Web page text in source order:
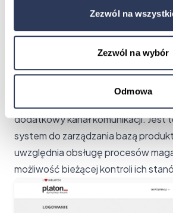
Zezwól na
Zezwól na wybór
Odmowa
Dalsza administracja odbywa się już
Certusoft.
Współpraca z wydawnictwami
Firma Platon jako jeden z
książek na rynku polskim
dodatkowy kanał komunikacji. Jest
system do zarządzania bazą
uwzględnia obsługę procesów
możliwość bieżącej kontroli ich